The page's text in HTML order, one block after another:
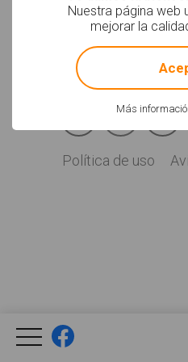
Soyvisual.org es un
Fundación Orange.
Social
Facebook
Política de uso
Nuestra página web
mejorar la
Más
!